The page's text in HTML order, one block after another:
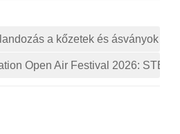
a kőzetek és ásványok
Open Air Festival 2026: